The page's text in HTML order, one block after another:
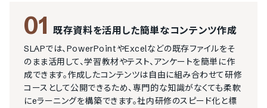
01 既存資料を活用した簡単なコンテンツ作成
SLAPでは、PowerPointやExcelなどの既存ファイルをそ
のまま活用して、学習教材やテスト、アンケートを簡単に作
成できます。作成したコンテンツは自由に組み合わせて研修
コースとして公開できるため、専門的な知識がなくても柔軟
にeラーニングを構築できます。社内研修のスピード化と標